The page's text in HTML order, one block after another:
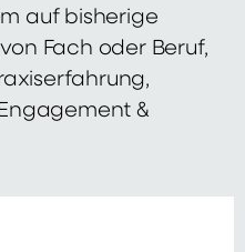
auf bisherige
Fach oder Beruf,
&